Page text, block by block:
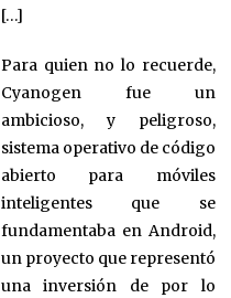
[…]
Para quien no lo recuerde,
Cyanogen fue un
ambicioso, y peligroso,
sistema operativo de código
abierto para móviles
inteligentes que se
fundamentaba en Android,
un proyecto que representó
una inversión de por lo